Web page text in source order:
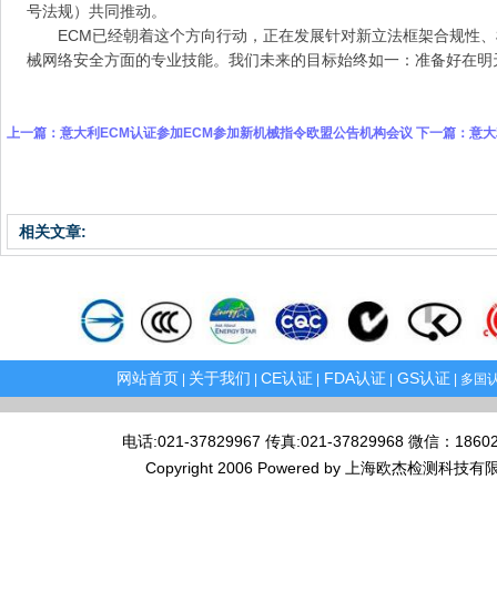
号法规）共同推动。
ECM已经朝着这个方向行动，正在发展针对新立法框架合规性
械网络安全方面的专业技能。我们未来的目标始终如一：准备好在
上一篇： 意大利ECM认证参加ECM参加新机械指令欧盟公告机构会议 下一篇： 意
相关文章:
网站首页 关于我们 CE认证 FDA认证 GS认证 | 多国
电话:021-37829967 传真:021-37829968 微信：
Copyright 2006 Powered by 上海欧杰检测科技